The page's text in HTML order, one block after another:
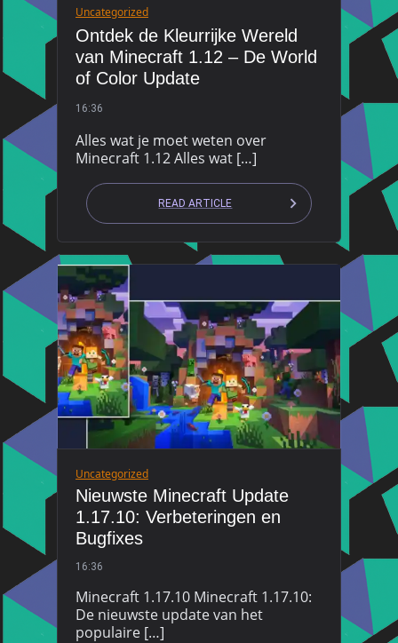
Uncategorized
Ontdek de Kleurrijke Wereld
van Minecraft 1.12 – De World
of Color Update
16:36
Alles wat je moet weten over
Minecraft 1.12 Alles wat […]
READ ARTICLE
Uncategorized
Nieuwste Minecraft Update
1.17.10: Verbeteringen en
Bugfixes
16:36
Minecraft 1.17.10 Minecraft 1.17.10:
De nieuwste update van het
populaire […]